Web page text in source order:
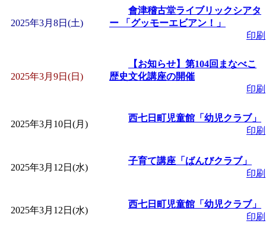
間：2026/07/13～2026/
間：2026/08/10～2026/
「赤ちゃん子育て講
「赤ちゃん子育て講
付期間：2026/08/10～
2025年3月8日(土)
會津稽古堂ライブリックシアタ
ー 「グッモーエビアン！」
印刷
2025年3月9日(日)
【お知らせ】第104回まなべこ
歴史文化講座の開催
印刷
2025年3月10日(月)
西七日町児童館「幼児クラブ」
印刷
2025年3月12日(水)
子育て講座「ばんびクラブ」
印刷
2025年3月12日(水)
西七日町児童館「幼児クラブ」
印刷